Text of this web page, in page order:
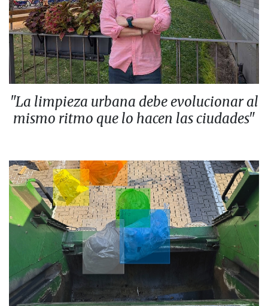
"La limpieza urbana debe evolucionar al
mismo ritmo que lo hacen las ciudades"